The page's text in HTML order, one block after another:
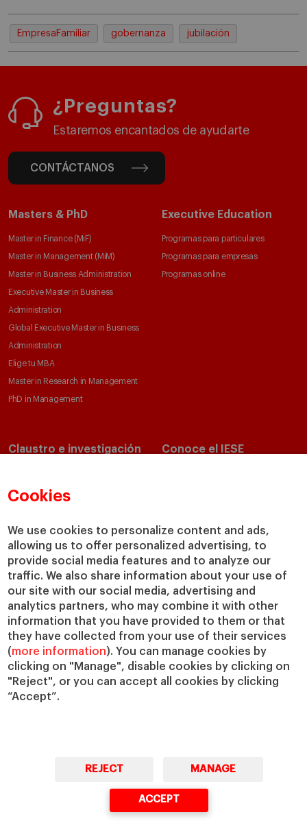
Cookies
We use cookies to personalize content and ads,
allowing us to offer personalized advertising, to
provide social media features and to analyze our
traffic. We also share information about your use of
our site with our social media, advertising and
analytics partners, who may combine it with other
information that you have provided to them or that
they have collected from your use of their services
(more information). You can manage cookies by
clicking on "Manage", disable cookies by clicking on
"Reject", or you can accept all cookies by clicking
“Accept”.
REJECT MANAGE
ACCEPT
EmpresaFamiliar gobernanza jubilación
¿Preguntas?
Estaremos encantados de ayudarte
CONTÁCTANOS
Masters & PhD
Master in Finance (MiF)
Master in Management (MiM)
Master in Business Administration
Executive Master in Business
Administration
Global Executive Master in Business
Administration
Elige tu MBA
Master in Research in Management
PhD in Management
Executive Education
Programas para particulares
Programas para empresas
Programas online
Claustro e investigación
Departamentos académicos
Cátedras
IESE Insight
IESE Publishing
Conoce el IESE
Nuestro impacto
Colabora con el IESE
Servicios
Biblioteca
Canal de Compliance
Capellanía
IESE Shop
Jobs @IESE
Préstamos y becas
© Copyright, 2026. IESE Business School | University of Navarra
Cookies Ciberseguridad